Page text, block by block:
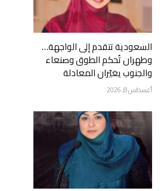
السعودية تتقدم إلى الواجهة…
وطهران تُحكم الطوق وصنعاء
والجنوب يغيّران المعادلة
أغسطس 8, 2026